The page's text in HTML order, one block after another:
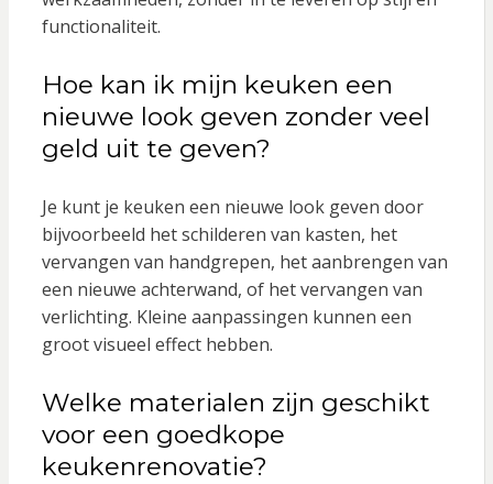
functionaliteit.
Hoe kan ik mijn keuken een
nieuwe look geven zonder veel
geld uit te geven?
Je kunt je keuken een nieuwe look geven door
bijvoorbeeld het schilderen van kasten, het
vervangen van handgrepen, het aanbrengen van
een nieuwe achterwand, of het vervangen van
verlichting. Kleine aanpassingen kunnen een
groot visueel effect hebben.
Welke materialen zijn geschikt
voor een goedkope
keukenrenovatie?